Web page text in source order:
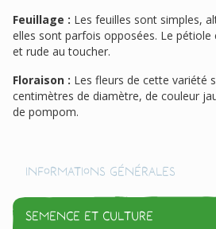
Feuillage : Les feuilles sont simples,
elles sont parfois opposées. Le
et rude au toucher.
Floraison : Les fleurs de cette variété
centimètres de diamètre, de couleur
de pompom.
Informations générales
Semence et culture